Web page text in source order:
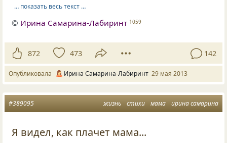
… показать весь текст …
© Ирина Самарина-Лабиринт 1059
872 473 142
Опубликовала Ирина Самарина-Лабиринт 29 мая 2013
жизнь стихи мама ирина самарина
#389095
Я видел, как плачет мама...